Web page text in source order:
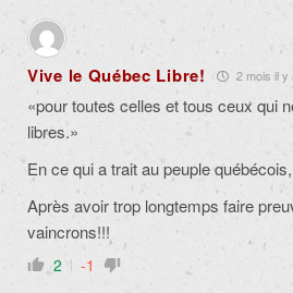
Vive le Québec Libre! 2 mois il y
«pour toutes celles et tous ceux qui
libres.»
En ce qui a trait au peuple
Après avoir trop longtemps faire
vaincrons!!!
2 -1